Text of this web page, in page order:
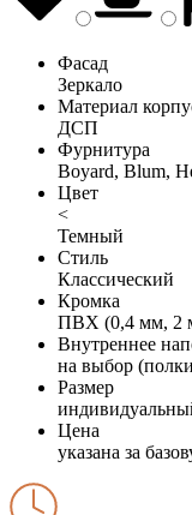
Фасад
Зеркало
Материал
ДСП
Фурнитура
Boyard, Blum,
Цвет
<
Темный
Стиль
Классический
Кромка
ПВХ (0,4 мм, 2
Внутреннее
на выбор
Размер
Цена
указана за